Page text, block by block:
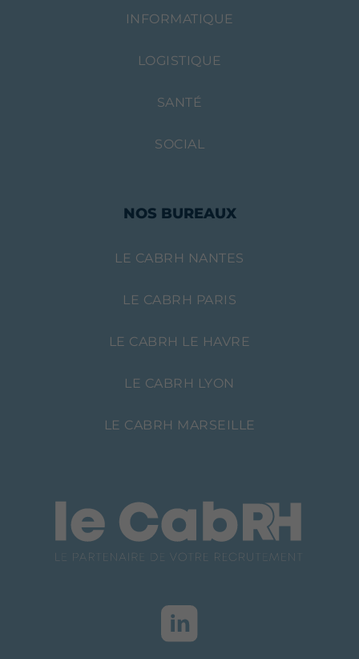
INFORMATIQUE
LOGISTIQUE
SANTÉ
SOCIAL
NOS BUREAUX
LE CABRH NANTES
LE CABRH PARIS
LE CABRH LE HAVRE
LE CABRH LYON
LE CABRH MARSEILLE